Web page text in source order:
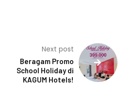
Next post
Beragam Promo
School Holiday di
KAGUM Hotels!